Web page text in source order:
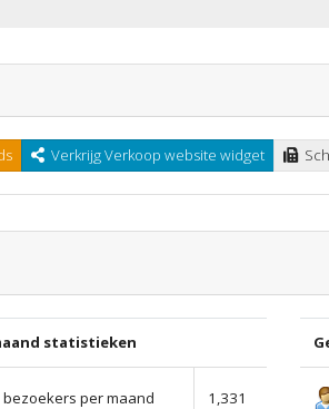
Verkrijg Verkoop website widget
statistieken
bezoekers per maand 1,331